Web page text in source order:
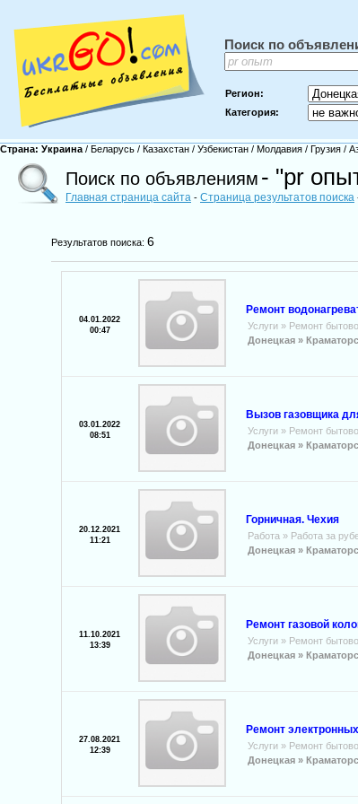
Поиск по
Регион:
Категория:
Страна: Украина / Беларусь / Казахстан / Узбекистан / Молдавия / Грузия /
Поиск по объявлениям - "pr
Главная страница сайта - Страница результатов поиска
Результатов поиска:6
04.01.2022
00:47
Ремонт
Услуги » Ремонт
Донецкая »
03.01.2022
08:51
Вызов газовщика
Услуги » Ремонт
Донецкая »
20.12.2021
11:21
Горничная. Чехия
Работа » Работа за
Донецкая »
11.10.2021
13:39
Ремонт газовой
Услуги » Ремонт
Донецкая »
27.08.2021
12:39
Ремонт
Услуги » Ремонт
Донецкая »